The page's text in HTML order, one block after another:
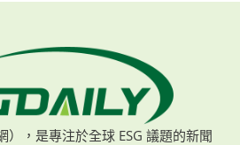
），是專注於全球 ESG 議題的新聞